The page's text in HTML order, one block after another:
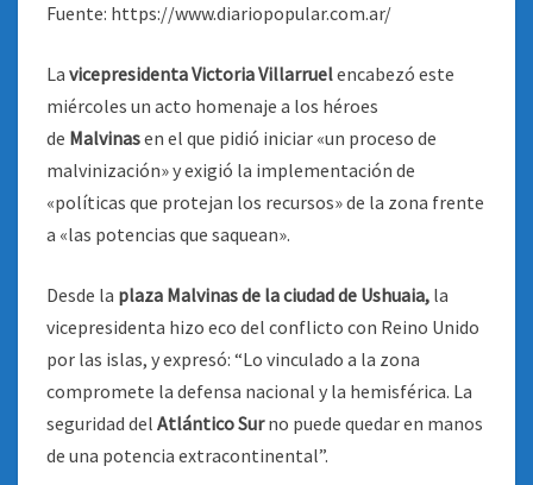
Fuente: https://www.diariopopular.com.ar/
La vicepresidenta Victoria Villarruelencabezó este
miércoles un acto homenaje a los héroes
de Malvinasen el que pidió iniciar «un proceso de
malvinización» y exigió la implementación de
«políticas que protejan los recursos» de la zona frente
a «las potencias que saquean».
Desde la plaza Malvinas de la ciudad de Ushuaia, la
vicepresidenta hizo eco del conflicto con Reino Unido
por las islas, y expresó: “Lo vinculado a la zona
compromete la defensa nacional y la hemisférica. La
seguridad del Atlántico Surno puede quedar en manos
de una potencia extracontinental”.